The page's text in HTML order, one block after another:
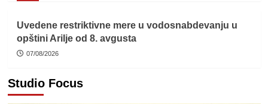
Uvedene restriktivne mere u vodosnabdevanju u
opštini Arilje od 8. avgusta
07/08/2026
Studio Focus